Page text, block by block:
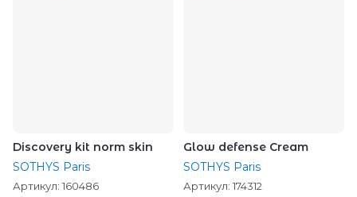
Discovery kit norm skin
SOTHYS Paris
Артикул: 160486
Glow defense Cream
SOTHYS Paris
Артикул: 174312